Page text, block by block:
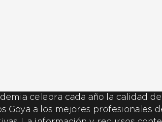
celebra cada año la calidad
Goya a los mejores profesionales